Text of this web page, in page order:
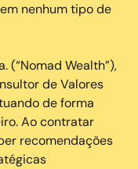
nenhum tipo de
(“Nomad Wealth”),
de Valores
de forma
Ao contratar
recomendações